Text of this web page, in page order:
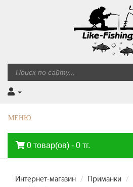
МЕНЮ:
0 товар(ов) - 0 тг.
Интернет-магазин Приманки